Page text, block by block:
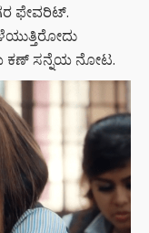
ಫೇವರಿಟ್.
ಕಣ್ ಸನ್ನೆಯ ನೋಟ.